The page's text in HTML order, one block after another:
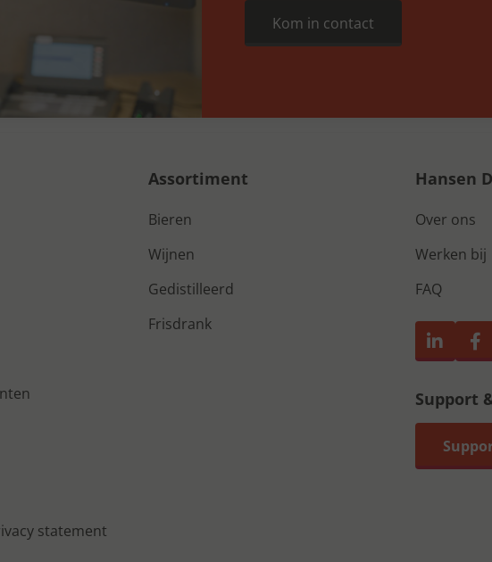
Kom in contact
Assortiment
Bieren
Wijnen
Gedistilleerd
Frisdrank
Hansen
Over ons
Werken bij
FAQ
Support
statement